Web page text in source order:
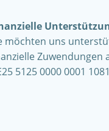
möchten uns
Zuwendungen
5125 0000 0001